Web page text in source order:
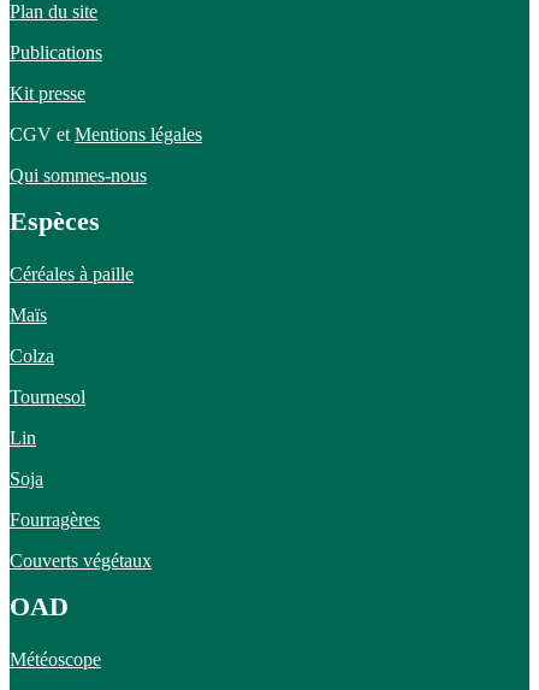
Plan du site
Publications
Kit presse
CGV et Mentions légales
Qui sommes-nous
Espèces
Céréales à paille
Maïs
Colza
Tournesol
Lin
Soja
Fourragères
Couverts végétaux
OAD
Météoscope